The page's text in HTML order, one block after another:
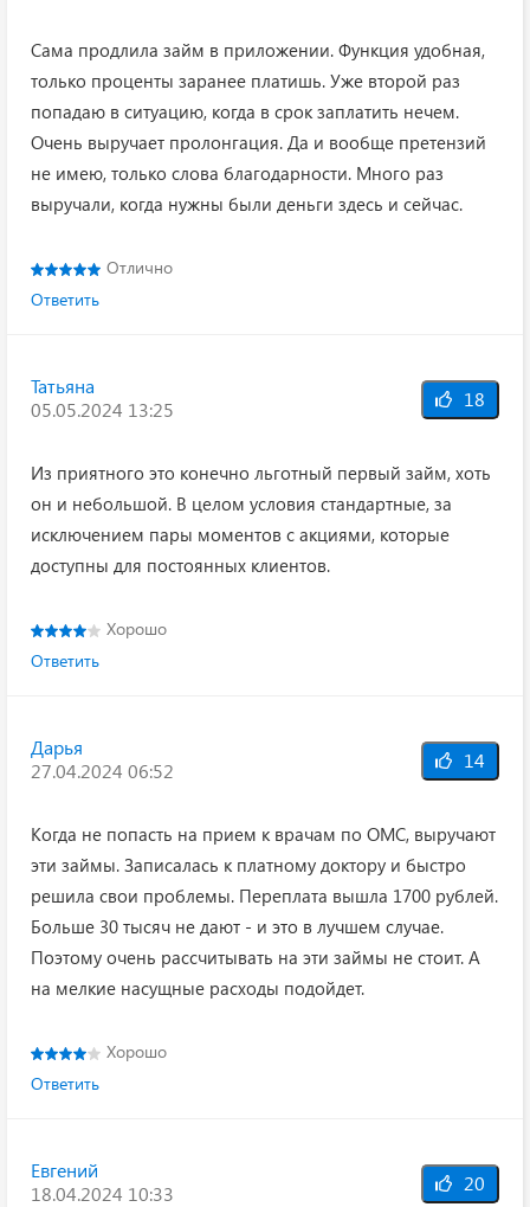
Сама продлила займ в приложении. Функция удобная,
только проценты заранее платишь. Уже второй раз
попадаю в ситуацию, когда в срок заплатить нечем.
Очень выручает пролонгация. Да и вообще претензий
не имею, только слова благодарности. Много раз
выручали, когда нужны были деньги здесь и сейчас.
Отлично
Ответить
Татьяна
05.05.2024 13:25
18
Из приятного это конечно льготный первый займ, хоть
он и небольшой. В целом условия стандартные, за
исключением пары моментов с акциями, которые
доступны для постоянных клиентов.
Хорошо
Ответить
Дарья
27.04.2024 06:52
14
Когда не попасть на прием к врачам по ОМС, выручают
эти займы. Записалась к платному доктору и быстро
решила свои проблемы. Переплата вышла 1700 рублей.
Больше 30 тысяч не дают - и это в лучшем случае.
Поэтому очень рассчитывать на эти займы не стоит. А
на мелкие насущные расходы подойдет.
Хорошо
Ответить
Евгений
18.04.2024 10:33
20